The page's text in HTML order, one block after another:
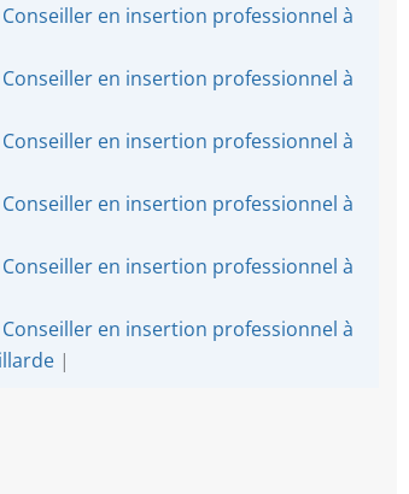
en insertion professionnel à
en insertion professionnel à
en insertion professionnel à
en insertion professionnel à
en insertion professionnel à
en insertion professionnel à
|